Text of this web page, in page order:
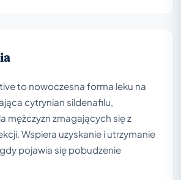
to nowoczesna forma leku na
cytrynian sildenafilu,
mężczyzn zmagających się z
Wspiera uzyskanie i utrzymanie
pojawia się pobudzenie